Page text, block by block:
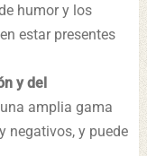
humor y los
estar presentes
y del
amplia gama
negativos, y puede